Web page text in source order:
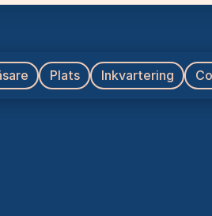
Plats Inkvartering